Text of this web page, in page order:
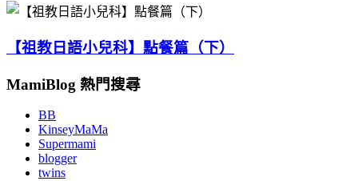
【祖教日語小兒科】點餐篇（下）
MamiBlog 熱門搜尋
BB
KinseyMaMa
Supermami
blogger
twins